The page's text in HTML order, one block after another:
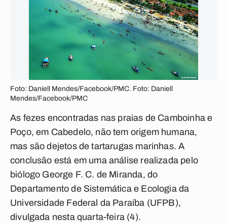
Foto: Daniell Mendes/Facebook/PMC. Foto: Daniell
Mendes/Facebook/PMC
As fezes encontradas nas praias de Camboinha e
Poço, em Cabedelo, não tem origem humana,
mas são dejetos de tartarugas marinhas. A
conclusão está em uma análise realizada pelo
biólogo George F. C. de Miranda, do
Departamento de Sistemática e Ecologia da
Universidade Federal da Paraíba (UFPB),
divulgada nesta quarta-feira (4).